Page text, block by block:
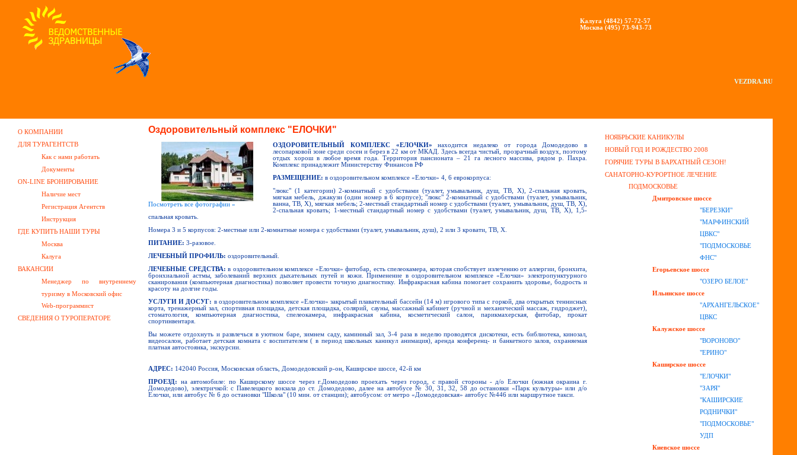
Калуга (4842) 57-72-57
Москва (495) 73-943-73
VEZDRA.RU
О КОМПАНИИ
ДЛЯ ТУРАГЕНТСТВ
Как с нами работать
Документы
ON-LINE БРОНИРОВАНИЕ
Наличие мест
Регистрация Агентств
Инструкция
ГДЕ КУПИТЬ НАШИ ТУРЫ
Москва
Калуга
ВАКАНСИИ
Менеджер по внутреннему
туризму в Московский офис
Web-программист
СВЕДЕНИЯ О ТУРОПЕРАТОРЕ
Оздоровительный комплекс "ЕЛОЧКИ"
Посмотреть все фотографии »
ОЗДОРОВИТЕЛЬНЫЙ КОМПЛЕКС «ЕЛОЧКИ» находится недалеко от города Домодедово в
лесопарковой зоне среди сосен и берез в 22 км от МКАД. Здесь всегда чистый, прозрачный воздух, поэтому
отдых хорош в любое время года. Территория пансионата – 21 га лесного массива, рядом р. Пахра.
Комплекс принадлежит Министерству Финансов РФ
РАЗМЕЩЕНИЕ: в оздоровительном комплексе «Елочки» 4, 6 еврокорпуса:
"люкс" (1 категории) 2-комнатный с удобствами (туалет, умывальник, душ, ТВ, Х), 2-спальная кровать,
мягкая мебель, джакузи (один номер в 6 корпусе); "люкс" 2-комнатный с удобствами (туалет, умывальник,
ванна, ТВ, Х), мягкая мебель; 2-местный стандартный номер с удобствами (туалет, умывальник, душ, ТВ, Х),
2-спальная кровать; 1-местный стандартный номер с удобствами (туалет, умывальник, душ, ТВ, Х), 1,5-
спальная кровать.
Номера 3 и 5 корпусов: 2-местные или 2-комнатные номера с удобствами (туалет, умывальник, душ), 2 или 3 кровати, ТВ, Х.
ПИТАНИЕ: 3-разовое.
ЛЕЧЕБНЫЙ ПРОФИЛЬ: оздоровительный.
ЛЕЧЕБНЫЕ СРЕДСТВА: в оздоровительном комплексе «Елочки» фитобар, есть спелеокамера, которая спобствует излечению от аллергии, бронхита,
бронхиальной астмы, заболеваний верхних дыхательных путей и кожи. Применение в оздоровительном комплексе «Елочки» электропунктурного
сканирования (компьютерная диагностика) позволяет провести точную диагностику. Инфракрасная кабина помогает сохранить здоровье, бодрость и
красоту на долгие годы.
УСЛУГИ И ДОСУГ: в оздоровительном комплексе «Елочки» закрытый плавательный бассейн (14 м) игрового типа с горкой, два открытых теннисных
корта, тренажерный зал, спортивная площадка, детская площадка, солярий, сауны, массажный кабинет (ручной и механический массаж, гидроджет),
стоматология, компьютерная диагностика, спелеокамера, инфракрасная кабина, косметический салон, парикмахерская, фитобар, прокат
спортинвентаря.
Вы можете отдохнуть и развлечься в уютном баре, зимнем саду, каминный зал, 3-4 раза в неделю проводятся дискотеки, есть библиотека, кинозал,
видеосалон, работает детская комната с воспитателем ( в период школьных каникул анимация), аренда конференц- и банкетного залов, охраняемая
платная автостоянка, экскурсии.
АДРЕС: 142040 Россия, Московская область, Домодедовский р-он, Каширское шоссе, 42-й км
ПРОЕЗД: на автомобиле: по Каширскому шоссе через г.Домодедово проехать через город, с правой стороны - д/о Елочки (южная окраина г.
Домодедово), электричкой: с Павелецкого вокзала до ст. Домодедово, далее на автобусе № 30, 31, 32, 58 до остановки «Парк культуры» или д/о
Елочки, или автобус № 6 до остановки "Школа" (10 мин. от станции); автобусом: от метро «Домодедовская» автобус №446 или маршрутное такси.
НОЯБРЬСКИЕ КАНИКУЛЫ
НОВЫЙ ГОД И РОЖДЕСТВО 2008
ГОРЯЧИЕ ТУРЫ В БАРХАТНЫЙ СЕЗОН!
САНАТОРНО-КУРОРТНОЕ ЛЕЧЕНИЕ
ПОДМОСКОВЬЕ
Дмитровское шоссе
"БЕРЕЗКИ"
"МАРФИНСКИЙ
ЦВКС"
"ПОДМОСКОВЬЕ
ФНС"
Егорьевское шоссе
"ОЗЕРО БЕЛОЕ"
Ильинское шоссе
"АРХАНГЕЛЬСКОЕ"
ЦВКС
Калужское шоссе
"ВОРОНОВО"
"ЕРИНО"
Каширское шоссе
"ЕЛОЧКИ"
"ЗАРЯ"
"КАШИРСКИЕ
РОДНИЧКИ"
"ПОДМОСКОВЬЕ"
УДП
Киевское шоссе